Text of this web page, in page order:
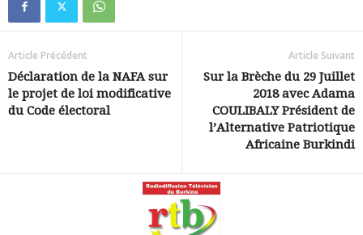
Article Précédent
Déclaration de la NAFA sur
le projet de loi modificative
du Code électoral
Article Suivant
Sur la Brèche du 29 Juillet
2018 avec Adama
COULIBALY Président de
l’Alternative Patriotique
Africaine Burkindi